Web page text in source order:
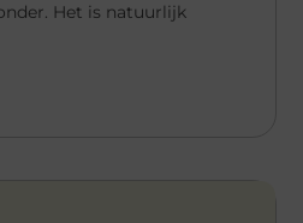
Het is natuurlijk